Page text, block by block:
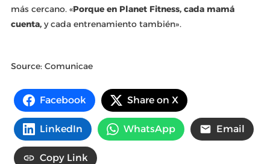
más cercano. «Porque en Planet Fitness, cada mamá
cuenta,y cada entrenamiento también».
Source: Comunicae
Facebook Share on X
LinkedIn WhatsApp Email
Copy Link